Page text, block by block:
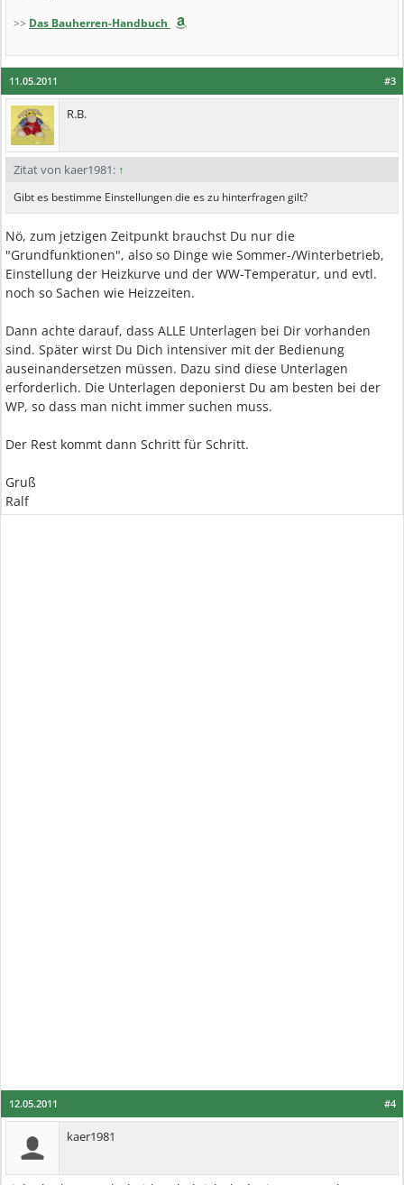
>> Das Bauherren-Handbuch
#3
11.05.2011
R.B.
Zitat von kaer1981: ↑
Gibt es bestimme Einstellungen die es zu hinterfragen gilt?
Nö, zum jetzigen Zeitpunkt brauchst Du nur die
"Grundfunktionen", also so Dinge wie Sommer-/Winterbetrieb,
Einstellung der Heizkurve und der WW-Temperatur, und evtl.
noch so Sachen wie Heizzeiten.
Dann achte darauf, dass ALLE Unterlagen bei Dir vorhanden
sind. Später wirst Du Dich intensiver mit der Bedienung
auseinandersetzen müssen. Dazu sind diese Unterlagen
erforderlich. Die Unterlagen deponierst Du am besten bei der
WP, so dass man nicht immer suchen muss.
Der Rest kommt dann Schritt für Schritt.
Gruß
Ralf
#4
12.05.2011
kaer1981